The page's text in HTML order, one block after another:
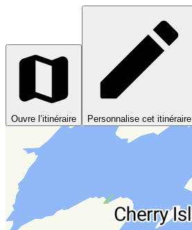
Ouvre l’itinéraire Personnalise cet itinéraire